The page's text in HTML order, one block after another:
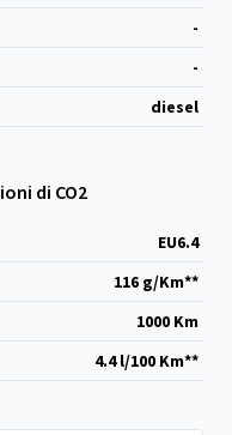
-
-
diesel
di CO2
EU6.4
116 g/Km**
1000 Km
4.4 l/100 Km**